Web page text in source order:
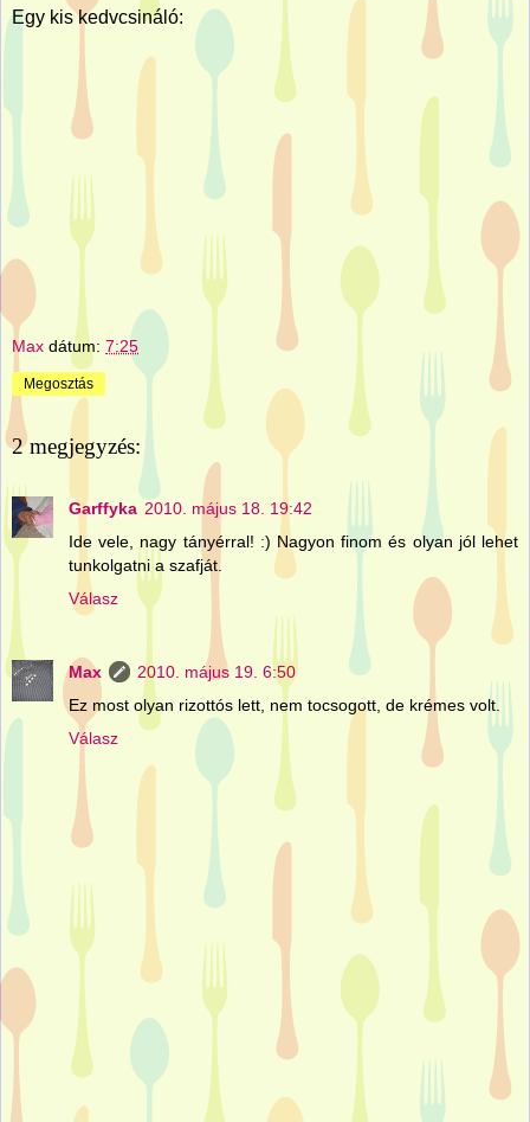
Egy kis kedvcsináló:
Max dátum: 7:25
Megosztás
2 megjegyzés:
Garffyka 2010. május 18. 19:42
Ide vele, nagy tányérral! :) Nagyon finom és olyan jól lehet
tunkolgatni a szafját.
Válasz
Max
2010. május 19. 6:50
Ez most olyan rizottós lett, nem tocsogott, de krémes volt.
Válasz